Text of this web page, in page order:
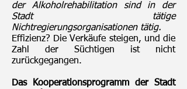
der Alkoholrehabilitation sind in der
Stadt tätige
Nichtregierungsorganisationen tätig.
Effizienz? Die Verkäufe steigen, und die
Zahl der Süchtigen ist nicht
zurückgegangen.
Das Kooperationsprogramm der Stadt